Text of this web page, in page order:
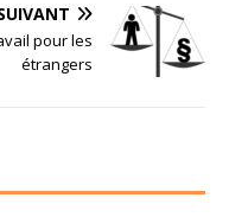
pour les
étrangers